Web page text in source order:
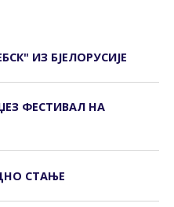
ИЗ БЈЕЛОРУСИЈЕ
ФЕСТИВАЛ НА
СТАЊЕ